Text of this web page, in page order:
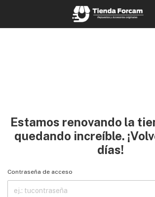
Estamos renovando la
quedando increíble.
días!
Contraseña de acceso